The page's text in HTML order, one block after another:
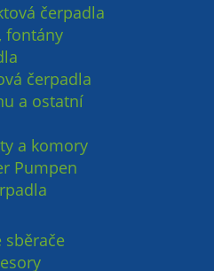
čerpadla
fontány
čerpadla
a ostatní
a komory
Pumpen